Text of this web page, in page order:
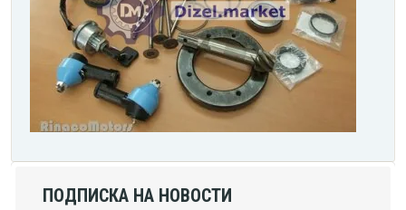
ПОДПИСКА НА НОВОСТИ